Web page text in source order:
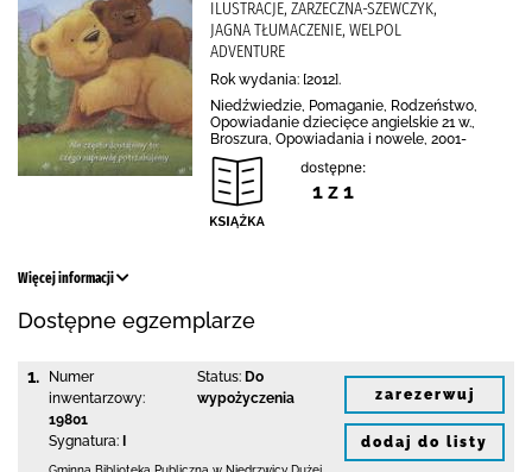
ILUSTRACJE, ZARZECZNA-SZEWCZYK,
JAGNA TŁUMACZENIE, WELPOL
ADVENTURE
Rok wydania: [2012].
Niedźwiedzie, Pomaganie, Rodzeństwo,
Opowiadanie dziecięce angielskie 21 w.,
Broszura, Opowiadania i nowele, 2001-
dostępne:
1 z 1
Więcej informacji
Dostępne egzemplarze
1.
Numer
inwentarzowy:
19801
Sygnatura:
Status: Do
wypożyczenia
zarezerwuj
dodaj do listy